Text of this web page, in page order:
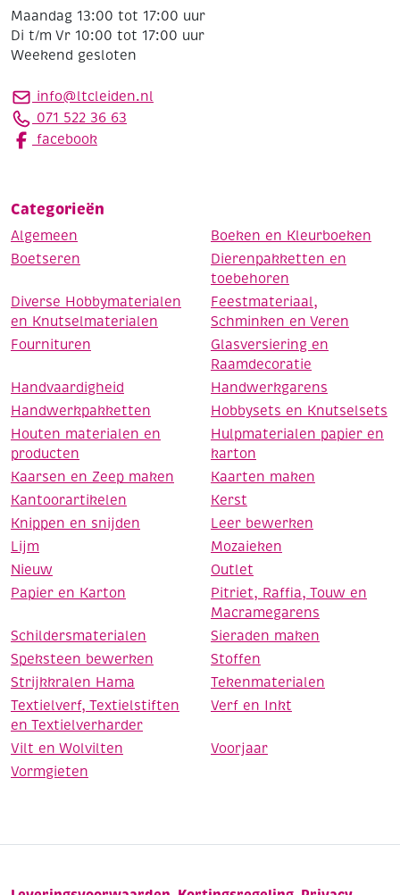
Maandag 13:00 tot 17:00 uur
Di t/m Vr 10:00 tot 17:00 uur
Weekend gesloten
info@ltcleiden.nl
071 522 36 63
facebook
Categorieën
Algemeen
Boeken en Kleurboeken
Boetseren
Dierenpakketten en
toebehoren
Diverse Hobbymaterialen
en Knutselmaterialen
Feestmateriaal,
Schminken en Veren
Fournituren
Glasversiering en
Raamdecoratie
Handvaardigheid
Handwerkgarens
Handwerkpakketten
Hobbysets en Knutselsets
Houten materialen en
producten
Hulpmaterialen papier en
karton
Kaarsen en Zeep maken
Kaarten maken
Kantoorartikelen
Kerst
Knippen en snijden
Leer bewerken
Lijm
Mozaieken
Nieuw
Outlet
Papier en Karton
Pitriet, Raffia, Touw en
Macramegarens
Schildersmaterialen
Sieraden maken
Speksteen bewerken
Stoffen
Strijkkralen Hama
Tekenmaterialen
Textielverf, Textielstiften
en Textielverharder
Verf en Inkt
Vilt en Wolvilten
Voorjaar
Vormgieten